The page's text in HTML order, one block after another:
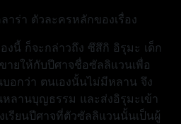
าร่า ตัวละครหลักของเรื่อง
งนี้ ก็จะกล่าวถึง ซึสึกิ อิรุมะ เด็ก
ยให้กับปีศาจชื่อซัลลิแวนเพื่อ
อกว่า ตนเองนั้นไม่มีหลาน จึง
ลานบุญธรรม และส่งอิรุมะเข้า
เรียนปีศาจที่ตัวซัลลิแวนนั้นเป็นผู้